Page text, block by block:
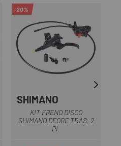
-20%
SHIMANO
KIT FRENO DISCO
SHIMANO DEORE TRAS. 2
PI.